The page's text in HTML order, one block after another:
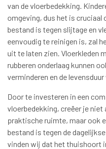
van de vloerbedekking.
omgeving, dus het is cruciaal
bestand is tegen slijtage en
eenvoudig te reinigen is, zal
uit te laten zien. Vloerkleden
rubberen onderlaag kunnen
verminderen en de levensduur
Door te investeren in een
vloerbedekking, creëer je niet
praktische ruimte, maar ook
bestand is tegen de
vinden wij dat het thuishoort